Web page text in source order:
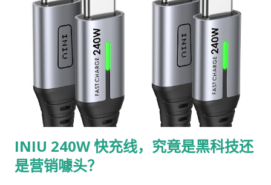
只需用布轻轻擦拭即可，完全不用担心污渍难以处理。 2. 透气保
暖内衬：温暖包裹双脚 靴子的内衬使用了优质的人造短绒，能够
完全包裹住双脚，提供极佳的保暖效果。即使在零下的寒冷天气
中，你的双脚也能保持温暖和干燥。内衬的透气性也非常好，避
免了因长时间穿着而产生的闷热感，让你在冬季也能享受舒适的
穿着体验。 3. 穿脱方便：弹性设计省时省力 这款靴子配备了高质
量的弹性带，穿脱非常方便。弹性带具有高弹性，即使反复拉伸
也不会变形，使用起来非常耐用。无论是早晨匆忙出门，还是晚
上疲惫回家，这款靴子都能让你轻松穿脱，节省时间和精力。 4.
防滑软底：安全又舒适 靴子的橡胶鞋底不仅耐磨，还具备出色的
INIU 240W 快充线，究竟是黑科技还
是营销噱头？